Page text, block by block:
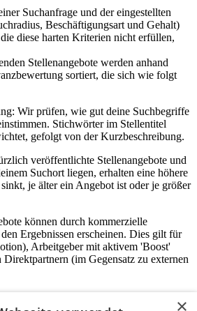
Suchanfrage und der eingestellten
Beschäftigungsart und Gehalt)
diese harten Kriterien nicht erfüllen,
Stellenangebote werden anhand
sortiert, die sich wie folgt
Wir prüfen, wie gut deine Suchbegriffe
Stichwörter im Stellentitel
gefolgt von der Kurzbeschreibung.
veröffentlichte Stellenangebote und
Suchort liegen, erhalten eine höhere
je älter ein Angebot ist oder je größer
können durch kommerzielle
Ergebnissen erscheinen. Dies gilt für
Arbeitgeber mit aktivem 'Boost'
Direktpartnern (im Gegensatz zu externen
×